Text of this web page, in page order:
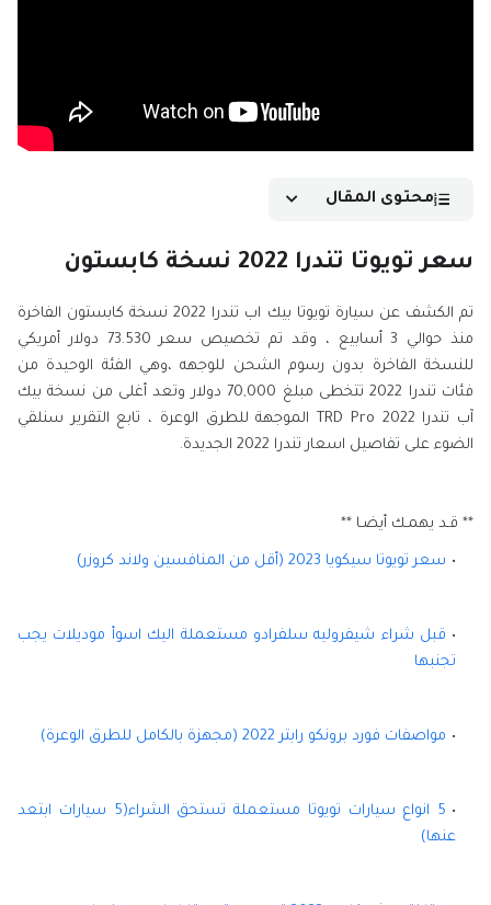
محتوى المقال
سعر تويوتا تندرا 2022 نسخة كابستون
تم الكشف عن سيارة تويوتا بيك اب تندرا 2022 نسخة كابستون الفاخرة
منذ حوالي 3 أسابيع ، وقد تم تخصيص سعر 73.530 دولار أمريكي
للنسخة الفاخرة بدون رسوم الشحن للوجهه ،وهي الفئة الوحيدة من
فئات تندرا 2022 تتخطى مبلغ 70,000 دولار وتعد أغلى من نسخة بيك
آب تندرا TRD Pro 2022 الموجهة للطرق الوعرة ، تابع التقرير سنلقي
الضوء على تفاصيل اسعار تندرا 2022 الجديدة.
** قـد يهمـك أيضـا **
سعر تويوتا سيكويا 2023 (أقل من المنافسين ولاند كروزر)
قبل شراء شيفروليه سلفرادو مستعملة اليك اسوأ موديلات يجب
تجنبها
مواصفات فورد برونكو رابتر 2022 (مجهزة بالكامل للطرق الوعرة)
5 انواع سيارات تويوتا مستعملة تستحق الشراء(5 سيارات ابتعد
عنها)